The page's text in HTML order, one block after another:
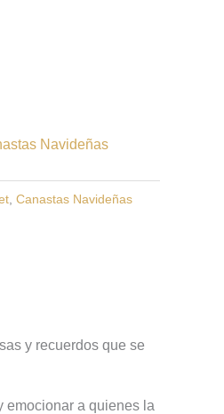
Navideñas
, Canastas Navideñas
y recuerdos que se
emocionar a quienes la